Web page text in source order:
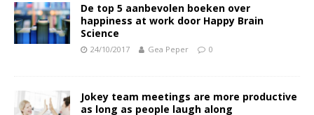
De top 5 aanbevolen boeken over
happiness at work door Happy Brain
Science
24/10/2017 Gea Peper 0
Jokey team meetings are more productive
as long as people laugh along